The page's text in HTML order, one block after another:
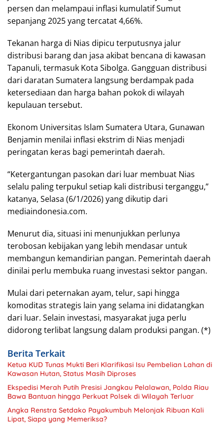
persen dan melampaui inflasi kumulatif Sumut
sepanjang 2025 yang tercatat 4,66%.
Tekanan harga di Nias dipicu terputusnya jalur
distribusi barang dan jasa akibat bencana di kawasan
Tapanuli, termasuk Kota Sibolga. Gangguan distribusi
dari daratan Sumatera langsung berdampak pada
ketersediaan dan harga bahan pokok di wilayah
kepulauan tersebut.
Ekonom Universitas Islam Sumatera Utara, Gunawan
Benjamin menilai inflasi ekstrim di Nias menjadi
peringatan keras bagi pemerintah daerah.
“Ketergantungan pasokan dari luar membuat Nias
selalu paling terpukul setiap kali distribusi terganggu,”
katanya, Selasa (6/1/2026) yang dikutip dari
mediaindonesia.com.
Menurut dia, situasi ini menunjukkan perlunya
terobosan kebijakan yang lebih mendasar untuk
membangun kemandirian pangan. Pemerintah daerah
dinilai perlu membuka ruang investasi sektor pangan.
Mulai dari peternakan ayam, telur, sapi hingga
komoditas strategis lain yang selama ini didatangkan
dari luar. Selain investasi, masyarakat juga perlu
didorong terlibat langsung dalam produksi pangan. (*)
Berita Terkait
Ketua KUD Tunas Mukti Beri Klarifikasi Isu Pembelian Lahan di
Kawasan Hutan, Status Masih Diproses
Ekspedisi Merah Putih Presisi Jangkau Pelalawan, Polda Riau
Bawa Bantuan hingga Perkuat Polsek di Wilayah Terluar
Angka Renstra Setdako Payakumbuh Melonjak Ribuan Kali
Lipat, Siapa yang Memeriksa?